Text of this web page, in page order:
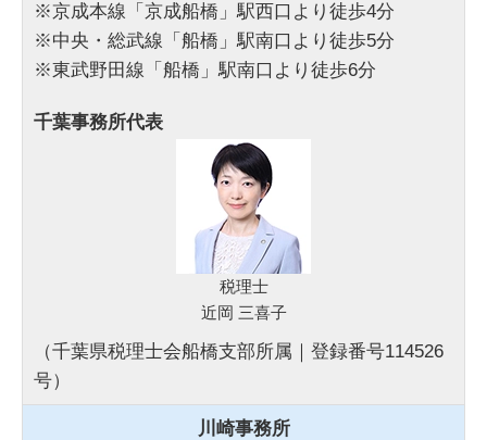
※京成本線「京成船橋」駅西口より徒歩4分
※中央・総武線「船橋」駅南口より徒歩5分
※東武野田線「船橋」駅南口より徒歩6分
千葉事務所代表
税理士
近岡 三喜子
（千葉県税理士会船橋支部所属｜登録番号114526
号）
川崎事務所